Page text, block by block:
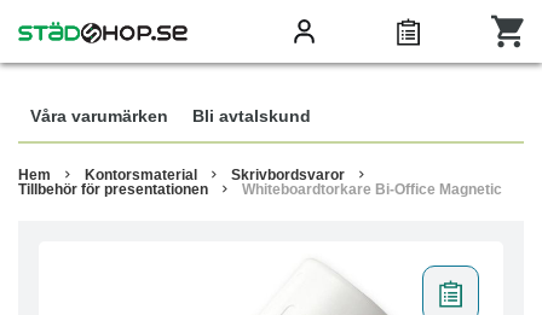
Våra varumärken Bli avtalskund
Hem Kontorsmaterial
Skrivbordsvaror
Tillbehör för presentationen
Whiteboardtorkare Bi-Office Magnetic